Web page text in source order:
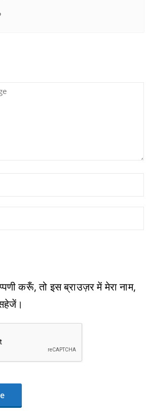
करूँ, तो इस ब्राउज़र में मेरा नाम,